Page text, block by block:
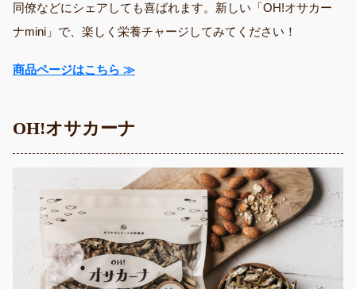
同僚などにシェアしても喜ばれます。新しい「OH!オサカー
ナmini」で、楽しく栄養チャージしてみてください！
商品ページはこちら ≫
OH!オサカーナ